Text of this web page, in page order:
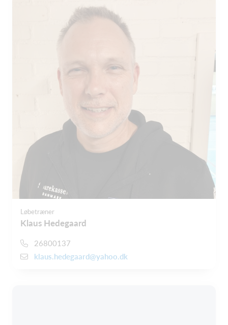
Løbetræner
Klaus Hedegaard
26800137
klaus.hedegaard@yahoo.dk